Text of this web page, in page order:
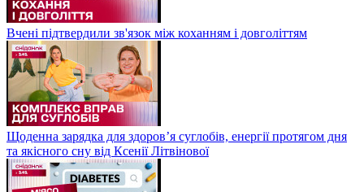
Вчені підтвердили зв'язок між коханням і довголіттям
Щоденна зарядка для здоров’я суглобів, енергії протягом дня
та якісного сну від Ксенії Літвінової